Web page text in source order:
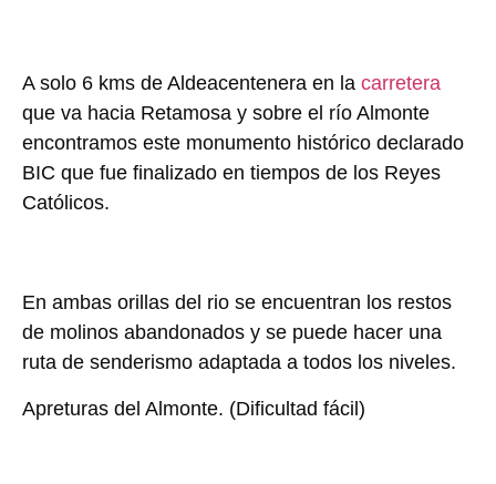
A solo 6 kms de Aldeacentenera en la carretera
que va hacia Retamosa y sobre el río Almonte
encontramos este monumento histórico declarado
BIC que fue finalizado en tiempos de los Reyes
Católicos.
En ambas orillas del rio se encuentran los restos
de molinos abandonados y se puede hacer una
ruta de senderismo adaptada a todos los niveles.
Apreturas del Almonte. (Dificultad fácil)